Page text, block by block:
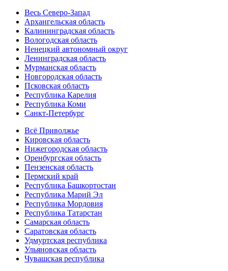
Весь Северо-Запад
Архангельская область
Калининградская область
Вологодская область
Ненецкий автономный округ
Ленинградская область
Мурманская область
Новгородская область
Псковская область
Республика Карелия
Республика Коми
Санкт-Петербург
Всё Приволжье
Кировская область
Нижегородская область
Оренбургская область
Пензенская область
Пермский край
Республика Башкортостан
Республика Марий Эл
Республика Мордовия
Республика Татарстан
Самарская область
Саратовская область
Удмуртская республика
Ульяновская область
Чувашская республика